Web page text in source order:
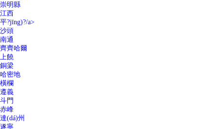
崇明縣
江西
平?jīng)?/a>
沙頭
南通
齊齊哈爾
上饒
銅梁
哈密地
橫欄
遵義
斗門
赤峰
達(dá)州
遂寧